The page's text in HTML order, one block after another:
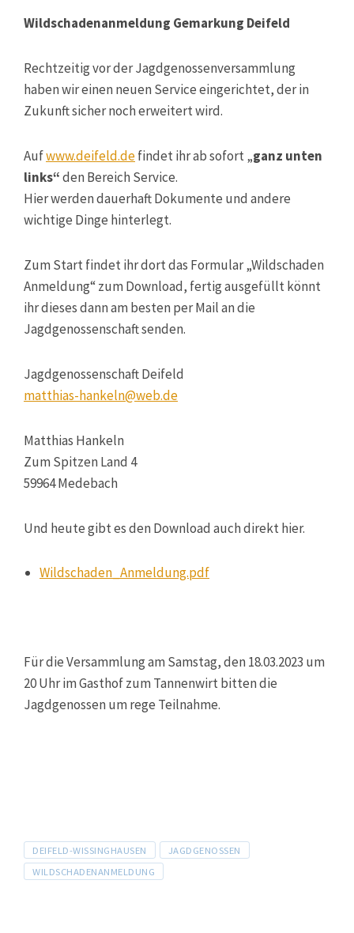
Wildschadenanmeldung Gemarkung Deifeld
Rechtzeitig vor der Jagdgenossenversammlung
haben wir einen neuen Service eingerichtet, der in
Zukunft sicher noch erweitert wird.
Aufwww.deifeld.defindet ihr ab sofort „ganz unten
links“den Bereich Service.
Hier werden dauerhaft Dokumente und andere
wichtige Dinge hinterlegt.
Zum Start findet ihr dort das Formular „Wildschaden
Anmeldung“ zum Download, fertig ausgefüllt könnt
ihr dieses dann am besten per Mail an die
Jagdgenossenschaft senden.
Jagdgenossenschaft Deifeld
matthias-hankeln@web.de
Matthias Hankeln
Zum Spitzen Land 4
59964 Medebach
Und heute gibt es den Download auch direkt hier.
Wildschaden_Anmeldung.pdf
Für die Versammlung am Samstag, den 18.03.2023 um
20 Uhr im Gasthof zum Tannenwirt bitten die
Jagdgenossen um rege Teilnahme.
Tags
DEIFELD-WISSINGHAUSEN
JAGDGENOSSEN
WILDSCHADENANMELDUNG